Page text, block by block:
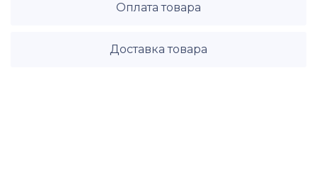
Оплата товара
Доставка товара